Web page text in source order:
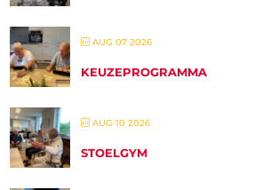
AUG 07 2026
KEUZEPROGRAMMA
AUG 10 2026
STOELGYM